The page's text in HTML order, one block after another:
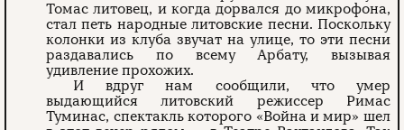
Томас литовец, и когда дорвался до микрофона,
стал петь народные литовские песни. Поскольку
колонки из клуба звучат на улице, то эти песни
раздавались по всему Арбату, вызывая
удивление прохожих.
И вдруг нам сообщили, что умер
выдающийся литовский режиссер Римас
Туминас, спектакль которого «Война и мир» шел